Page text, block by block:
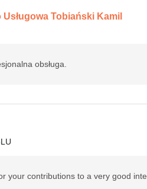
Tobiański Kamil
obsługa.
your contributions to a very good